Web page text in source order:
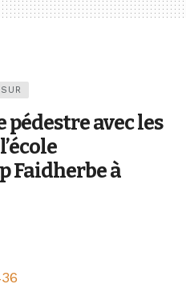
avec les
Faidherbe à